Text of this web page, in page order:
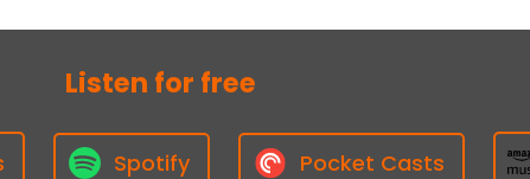
Listen for free
Spotify Pocket Casts